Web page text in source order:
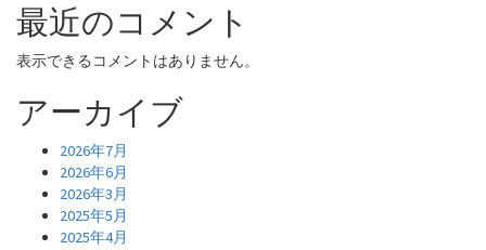
最近のコメント
表示できるコメントはありません。
アーカイブ
2026年7月
2026年6月
2026年3月
2025年5月
2025年4月